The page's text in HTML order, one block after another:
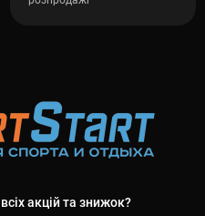
акцій та знижок?